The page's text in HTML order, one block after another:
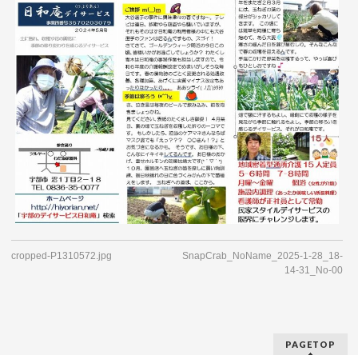
cropped-P1310572.jpg
SnapCrab_NoName_2025-1-28_18-
14-31_No-00
PAGETOP